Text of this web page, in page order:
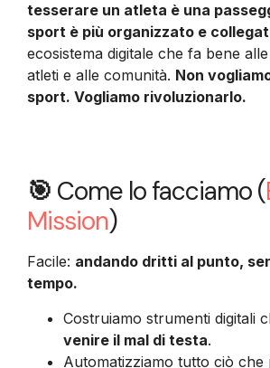
tesserare un atleta è una
sport è più organizzato e
ecosistema digitale che fa bene
atleti e alle comunità. Non
sport. Vogliamo rivoluzionarlo.
🎯 Come lo facciamo (
Mission)
Facile: andando dritti al punto,
tempo.
Costruiamo strumenti digitali
venire il mal di testa.
Automatizziamo tutto ciò che